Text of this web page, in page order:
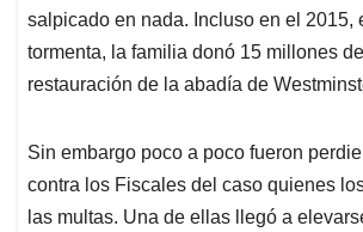
salpicado en nada. Incluso en el 2015,
tormenta, la familia donó 15 millones
restauración de la abadía de
Sin embargo poco a poco fueron
contra los Fiscales del caso quienes
las multas. Una de ellas llegó a